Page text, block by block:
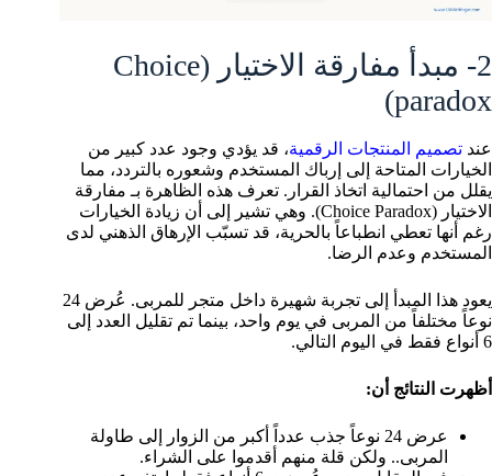
2- مبدأ مفارقة الاختيار (Choice
paradox)
عند تصميم المنتجات الرقمية، قد يؤدي وجود عدد كبير من
الخيارات المتاحة إلى إرباك المستخدم وشعوره بالتردد، مما
يقلل من احتمالية اتخاذ القرار. تعرف هذه الظاهرة بـ مفارقة
الاختيار (Choice Paradox). وهي تشير إلى أن زيادة الخيارات
رغم أنها تعطي انطباعاً بالحرية، قد تسبّب الإرهاق الذهني لدى
المستخدم وعدم الرضا.
يعود هذا المبدأ إلى تجربة شهيرة داخل متجر للمربى. عُرض 24
نوعاً مختلفاً من المربى في يوم واحد، بينما تم تقليل العدد إلى
6 أنواع فقط في اليوم التالي.
أظهرت النتائج أن:
عرض 24 نوعاً جذب عدداً أكبر من الزوار إلى طاولة
المربى.. ولكن قلة منهم أقدموا على الشراء.